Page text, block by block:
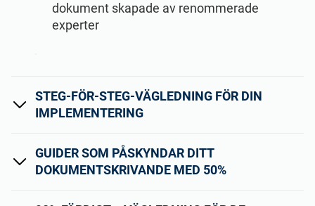
dokument skapade av renommerade
experter
STEG-FÖR-STEG-VÄGLEDNING FÖR DIN
IMPLEMENTERING
GUIDER SOM PÅSKYNDAR DITT
DOKUMENTSKRIVANDE MED 50%